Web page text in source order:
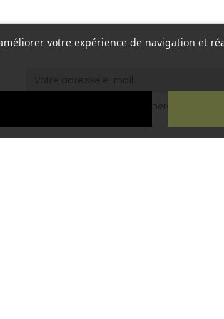
votre expérience de navigation et
conditions générales